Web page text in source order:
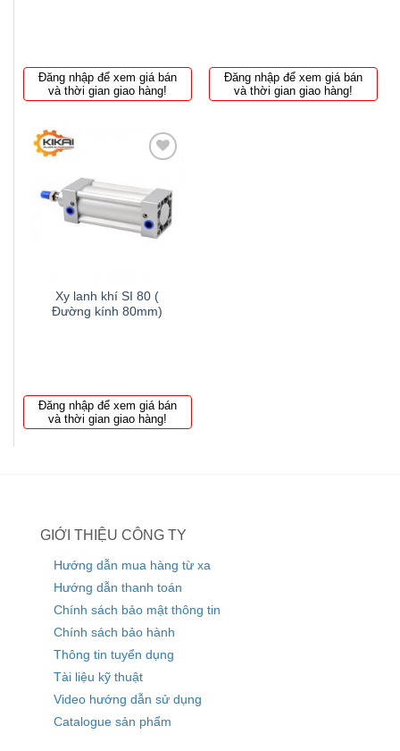
Đăng nhập để xem giá bán
và thời gian giao hàng!
Đăng nhập để xem giá bán
và thời gian giao hàng!
wishlist
Xy lanh khí SI 80 (
Đường kính 80mm)
Đăng nhập để xem giá bán
và thời gian giao hàng!
GIỚI THIỆU CÔNG TY
Hướng dẫn mua hàng từ xa
Hướng dẫn thanh toán
Chính sách bảo mật thông tin
Chính sách bảo hành
Thông tin tuyển dụng
Tài liệu kỹ thuật
Video hướng dẫn sử dụng
Catalogue sản phẩm